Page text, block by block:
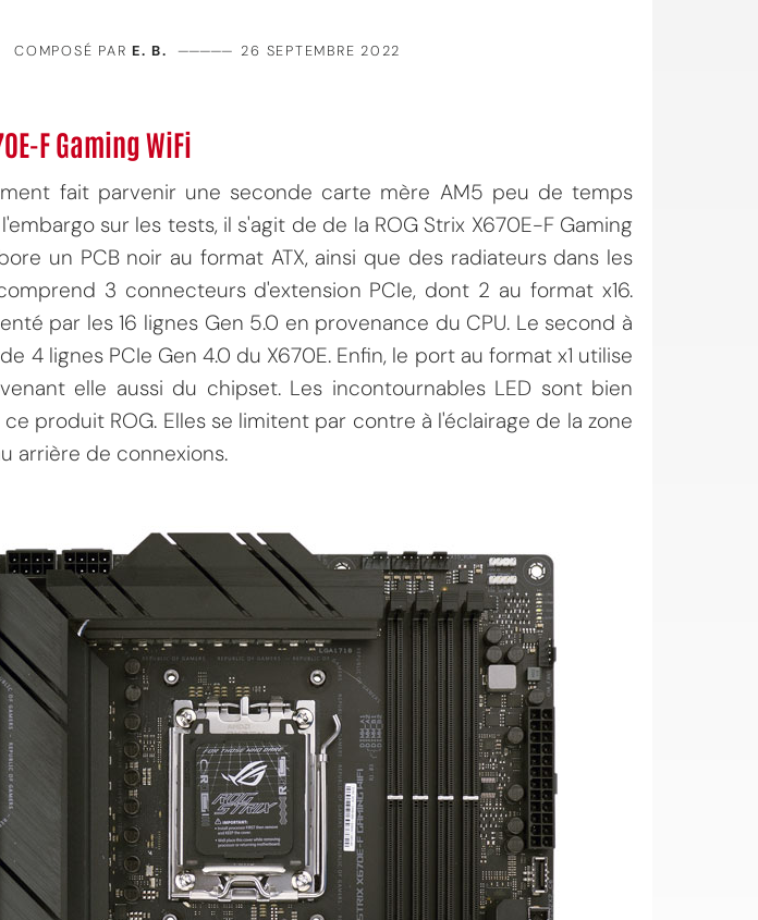
COMPOSÉ PAR E. B. ————— 26 SEPTEMBRE 2022
F Gaming WiFi
fait parvenir une seconde carte mère AM5 peu de temps
sur les tests, il s'agit de de la ROG Strix X670E-F Gaming
un PCB noir au format ATX, ainsi que des radiateurs dans les
3 connecteurs d'extension PCIe, dont 2 au format x16.
par les 16 lignes Gen 5.0 en provenance du CPU. Le second à
4 lignes PCIe Gen 4.0 du X670E. Enfin, le port au format x1 utilise
elle aussi du chipset. Les incontournables LED sont bien
produit ROG. Elles se limitent par contre à l'éclairage de la zone
arrière de connexions.